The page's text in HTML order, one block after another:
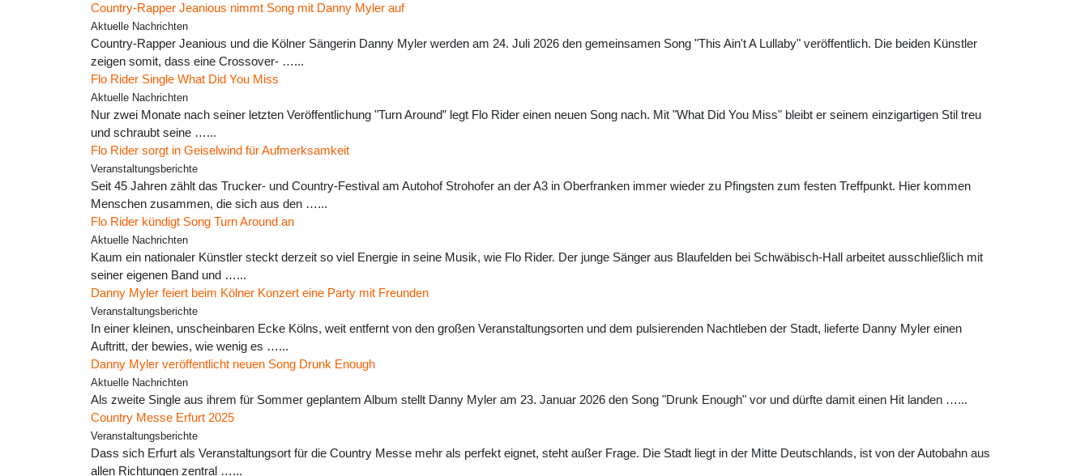
Country-Rapper Jeanious nimmt Song mit Danny Myler auf
Aktuelle Nachrichten
Country-Rapper Jeanious und die Kölner Sängerin Danny Myler werden am 24. Juli 2026 den gemeinsamen Song "This Ain't A Lullaby" veröffentlich. Die beiden Künstler
zeigen somit, dass eine Crossover- …...
Flo Rider Single What Did You Miss
Aktuelle Nachrichten
Nur zwei Monate nach seiner letzten Veröffentlichung "Turn Around” legt Flo Rider einen neuen Song nach. Mit "What Did You Miss" bleibt er seinem einzigartigen Stil treu
und schraubt seine …...
Flo Rider sorgt in Geiselwind für Aufmerksamkeit
Veranstaltungsberichte
Seit 45 Jahren zählt das Trucker- und Country-Festival am Autohof Strohofer an der A3 in Oberfranken immer wieder zu Pfingsten zum festen Treffpunkt. Hier kommen
Menschen zusammen, die sich aus den …...
Flo Rider kündigt Song Turn Around an
Aktuelle Nachrichten
Kaum ein nationaler Künstler steckt derzeit so viel Energie in seine Musik, wie Flo Rider. Der junge Sänger aus Blaufelden bei Schwäbisch-Hall arbeitet ausschließlich mit
seiner eigenen Band und …...
Danny Myler feiert beim Kölner Konzert eine Party mit Freunden
Veranstaltungsberichte
In einer kleinen, unscheinbaren Ecke Kölns, weit entfernt von den großen Veranstaltungsorten und dem pulsierenden Nachtleben der Stadt, lieferte Danny Myler einen
Auftritt, der bewies, wie wenig es …...
Danny Myler veröffentlicht neuen Song Drunk Enough
Aktuelle Nachrichten
Als zweite Single aus ihrem für Sommer geplantem Album stellt Danny Myler am 23. Januar 2026 den Song "Drunk Enough" vor und dürfte damit einen Hit landen …...
Country Messe Erfurt 2025
Veranstaltungsberichte
Dass sich Erfurt als Veranstaltungsort für die Country Messe mehr als perfekt eignet, steht außer Frage. Die Stadt liegt in der Mitte Deutschlands, ist von der Autobahn aus
allen Richtungen zentral …...